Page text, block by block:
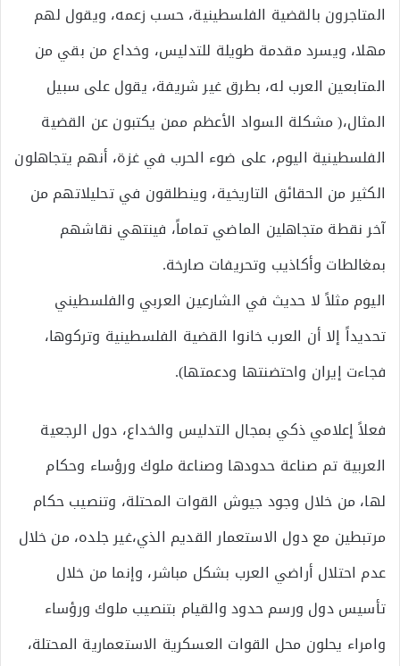
المتاجرون بالقضية الفلسطينية، حسب زعمه، ويقول لهم
مهلا، ويسرد مقدمة طويلة للتدليس، وخداع من بقي من
المتابعين العرب له، بطرق غير شريفة، يقول على سبيل
المثال،( مشكلة السواد الأعظم ممن يكتبون عن القضية
الفلسطينية اليوم، على ضوء الحرب في غزة، أنهم يتجاهلون
الكثير من الحقائق التاريخية، وينطلقون في تحليلاتهم من
آخر نقطة متجاهلين الماضي تماماً، فينتهي نقاشهم
بمغالطات وأكاذيب وتحريفات صارخة.
اليوم مثلاً لا حديث في الشارعين العربي والفلسطيني
تحديداً إلا أن العرب خانوا القضية الفلسطينية وتركوها،
فجاءت إيران واحتضنتها ودعمتها).
فعلاً إعلامي ذكي بمجال التدليس والخداع، دول الرجعية
العربية تم صناعة حدودها وصناعة ملوك ورؤساء وحكام
لها، من خلال وجود جيوش القوات المحتلة، وتنصيب حكام
مرتبطين مع دول الاستعمار القديم الذي،غير جلده، من خلال
عدم احتلال أراضي العرب بشكل مباشر، وإنما من خلال
تأسيس دول ورسم حدود والقيام بتنصيب ملوك ورؤساء
وامراء يحلون محل القوات العسكرية الاستعمارية المحتلة،